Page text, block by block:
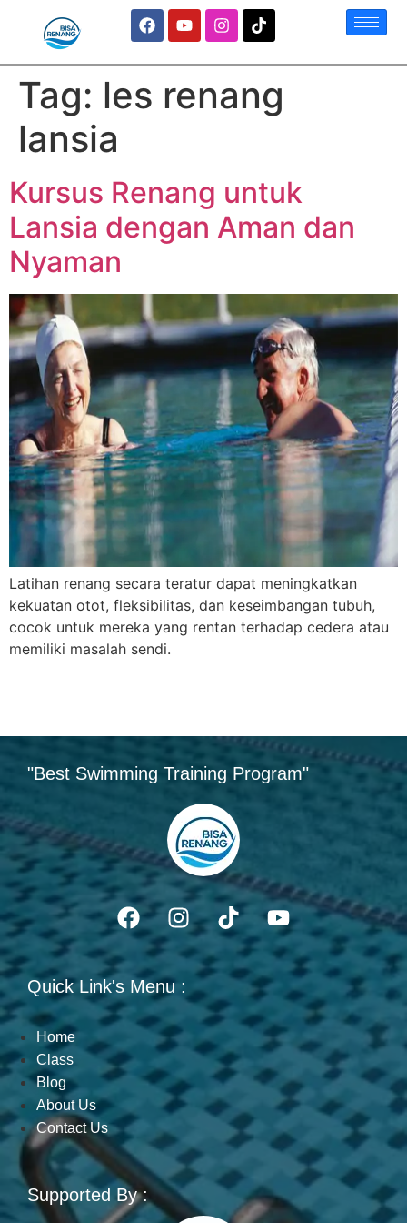
Tag: les renang
lansia
Kursus Renang untuk
Lansia dengan Aman dan
Nyaman
Latihan renang secara teratur dapat meningkatkan
kekuatan otot, fleksibilitas, dan keseimbangan tubuh,
cocok untuk mereka yang rentan terhadap cedera atau
memiliki masalah sendi.
"Best Swimming Training Program"
Quick Link's Menu :
Home
Class
Blog
About Us
Contact Us
Supported By :